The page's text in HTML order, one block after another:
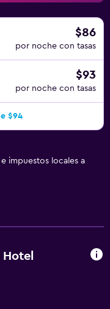
$86
por noche con tasas
$93
por noche con tasas
$94
impuestos locales a